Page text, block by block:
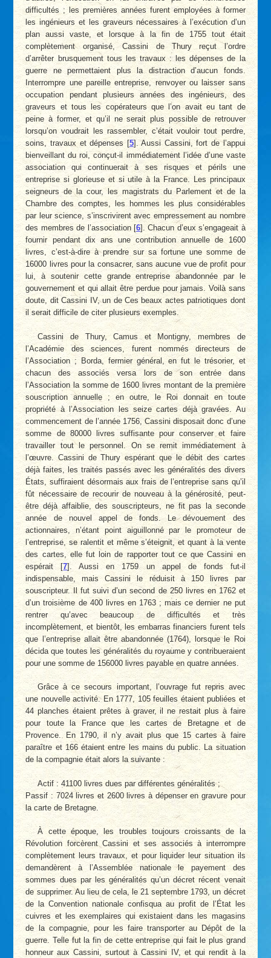
difficultés ; les premières années furent employées à former
les ingénieurs et les graveurs nécessaires à l’exécution d’un
plan aussi vaste, et lorsque à la fin de 1755 tout était
complètement organisé, Cassini de Thury reçut l’ordre
d’arrêter brusquement tous les travaux : les dépenses de la
guerre ne permettaient plus la distraction d’aucun fonds.
Interrompre une pareille entreprise, renvoyer ou laisser sans
occupation pendant plusieurs années des ingénieurs, des
graveurs et tous les copérateurs que l’on avait eu tant de
peine à former, et qu’il ne serait plus possible de retrouver
lorsqu’on voudrait les rassembler, c’était vouloir tout perdre,
soins, travaux et dépenses[5] . Aussi Cassini, fort de l’appui
bienveillant du roi, conçut-il immédiatement l’idée d’une vaste
association qui continuerait à ses risques et périls une
entreprise si glorieuse et si utile à la France. Les principaux
seigneurs de la cour, les magistrats du Parlement et de la
Chambre des comptes, les hommes les plus considérables
par leur science, s’inscrivirent avec empressement au nombre
des membres de l’association[6] . Chacun d’eux s’engageait à
fournir pendant dix ans une contribution annuelle de 1600
livres, c’est-à-dire à prendre sur sa fortune une somme de
16000 livres pour la consacrer, sans aucune vue de profit pour
lui, à soutenir cette grande entreprise abandonnée par le
gouvernement et qui allait être perdue pour jamais. Voilà sans
doute, dit Cassini IV, un de Ces beaux actes patriotiques dont
il serait difficile de citer plusieurs exemples.
Cassini de Thury, Camus et Montigny, membres de
l’Académie des sciences, furent nommés directeurs de
l’Association ; Borda, fermier général, en fut le trésorier, et
chacun des associés versa lors de son entrée dans
l’Association la somme de 1600 livres montant de la première
souscription annuelle ; en outre, le Roi donnait en toute
propriété à l’Association les seize cartes déjà gravées. Au
commencement de l’année 1756, Cassini disposait donc d’une
somme de 80000 livres suffisante pour conserver et faire
travailler tout le personnel. On se remit immédiatement à
l’œuvre. Cassini de Thury espérant que le débit des cartes
déjà faites, les traités passés avec les généralités des divers
États, suffiraient désormais aux frais de l’entreprise sans qu’il
fût nécessaire de recourir de nouveau à la générosité, peut-
être déjà affaiblie, des souscripteurs, ne fit pas la seconde
année de nouvel appel de fonds. Le dévouement des
actionnaires, n’étant point aiguillonné par le promoteur de
l’entreprise, se ralentit et même s’éteignit, et quant à la vente
des cartes, elle fut loin de rapporter tout ce que Cassini en
espérait[7]. Aussi en 1759 un appel de fonds fut-il
indispensable, mais Cassini le réduisit à 150 livres par
souscripteur. Il fut suivi d’un second de 250 livres en 1762 et
d’un troisième de 400 livres en 1763 ; mais ce dernier ne put
rentrer qu’avec beaucoup de difficultés et très
incomplètement, et bientôt, les embarras financiers furent tels
que l’entreprise allait être abandonnée (1764), lorsque le Roi
décida que toutes les généralités du royaume y contribueraient
pour une somme de 156000 livres payable en quatre années.
Grâce à ce secours important, l’ouvrage fut repris avec
une nouvelle activité. En 1777, 105 feuilles étaient publiées et
44 planches étaient prêtes à graver, il ne restait plus à faire
pour toute la France que les cartes de Bretagne et de
Provence. En 1790, il n’y avait plus que 15 cartes à faire
paraître et 166 étaient entre les mains du public. La situation
de la compagnie était alors la suivante :
Actif : 41100 livres dues par différentes généralités ;
Passif : 7024 livres et 2600 livres à dépenser en gravure pour
la carte de Bretagne.
À cette époque, les troubles toujours croissants de la
Révolution forcèrent Cassini et ses associés à interrompre
complètement leurs travaux, et pour liquider leur situation ils
demandèrent à l’Assemblée nationale le payement des
sommes dues par les généralités qu’un décret récent venait
de supprimer. Au lieu de cela, le 21 septembre 1793, un décret
de la Convention nationale confisqua au profit de l’État les
cuivres et les exemplaires qui existaient dans les magasins
de la compagnie, pour les faire transporter au Dépôt de la
guerre. Telle fut la fin de cette entreprise qui fait le plus grand
honneur aux Cassini, surtout à Cassini IV, et qui rendit à la